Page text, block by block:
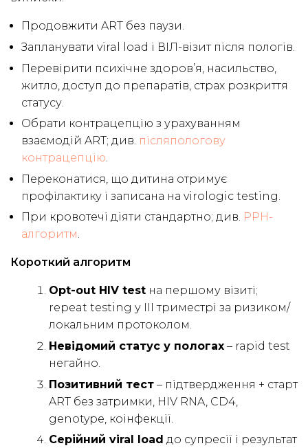
Продовжити ART без паузи.
Запланувати viral load і ВІЛ-візит після пологів.
Перевірити психічне здоров’я, насильство,
житло, доступ до препаратів, страх розкриття
статусу.
Обрати контрацепцію з урахуванням
взаємодій ART; див. післяпологову
контрацепцію.
Переконатися, що дитина отримує
профілактику і записана на virologic testing.
При кровотечі діяти стандартно; див. PPH-
алгоритм.
Короткий алгоритм
Opt-out HIV test на першому візиті;
repeat testing у III триместрі за ризиком/
локальним протоколом.
Невідомий статус у пологах – rapid test
негайно.
Позитивний тест – підтвердження + старт
ART без затримки, HIV RNA, CD4,
genotype, коінфекції.
Серійний viral load до супресії і результат